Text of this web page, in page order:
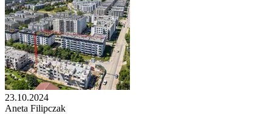
23.10.2024
Aneta Filipczak